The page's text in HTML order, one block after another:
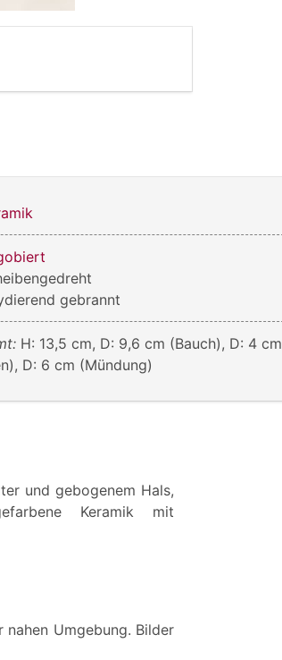
gebrannt
H: 13,5 cm, D: 9,6 cm (Bauch), D: 4 cm
D: 6 cm (Mündung)
und gebogenem Hals,
Keramik mit
nahen Umgebung. Bilder